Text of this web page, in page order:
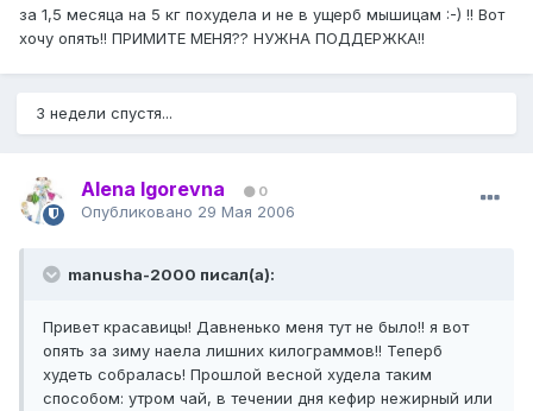
за 1,5 месяца на 5 кг похудела и не в ущерб мышицам :-) !! Вот
хочу опять!! ПРИМИТЕ МЕНЯ?? НУЖНА ПОДДЕРЖКА!!
3 недели спустя...
Alena Igorevna 0
Опубликовано 29 Мая 2006
manusha-2000 писал(а):
Привет красавицы! Давненько меня тут не было!! я вот
опять за зиму наела лишних килограммов!! Теперб
худеть собралась! Прошлой весной худела таким
способом: утром чай, в течении дня кефир нежирный или